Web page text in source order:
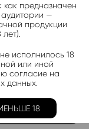
как предназначен
—
продукции
исполнилось 18
или иной
согласие на
данных.
18